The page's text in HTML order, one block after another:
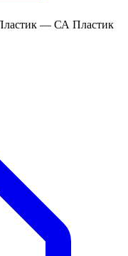
— СА Пластик